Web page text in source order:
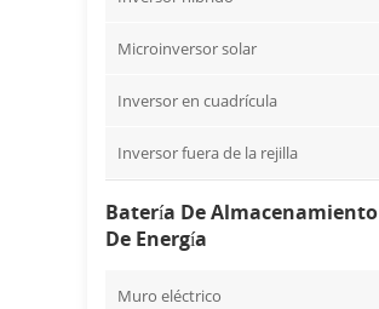
Microinversor solar
Inversor en cuadrícula
Inversor fuera de la rejilla
Batería De Almacenamiento
De Energía
Muro eléctrico